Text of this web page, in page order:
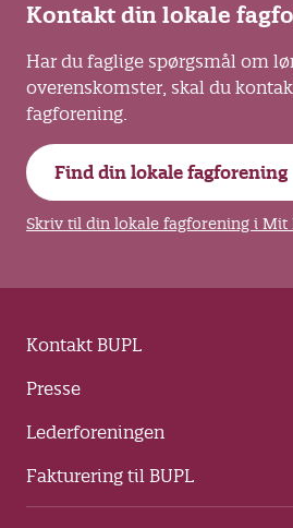
Kontakt din lokale
Har du faglige spørgsmål om
overenskomster, skal du
fagforening.
Find din lokale fagforening
Skriv til din lokale fagforening i Mit
Kontakt BUPL
Presse
Lederforeningen
Fakturering til BUPL